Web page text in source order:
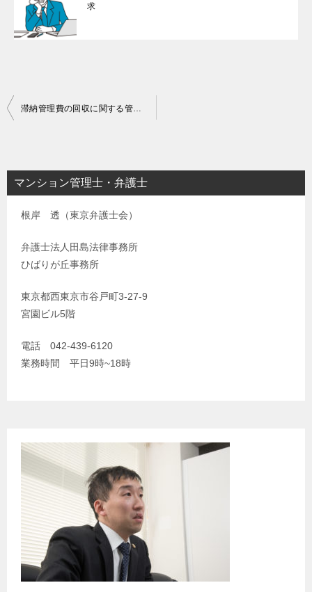
求
投
ビ
ゲ
マンション管理士・弁護士
根岸 透（東京弁護士会）
弁護士法人田島法律事務所
ひばりが丘事務所
東京都西東京市谷戸町3-27-9
宮園ビル5階
電話 042-439-6120
業務時間 平日9時~18時